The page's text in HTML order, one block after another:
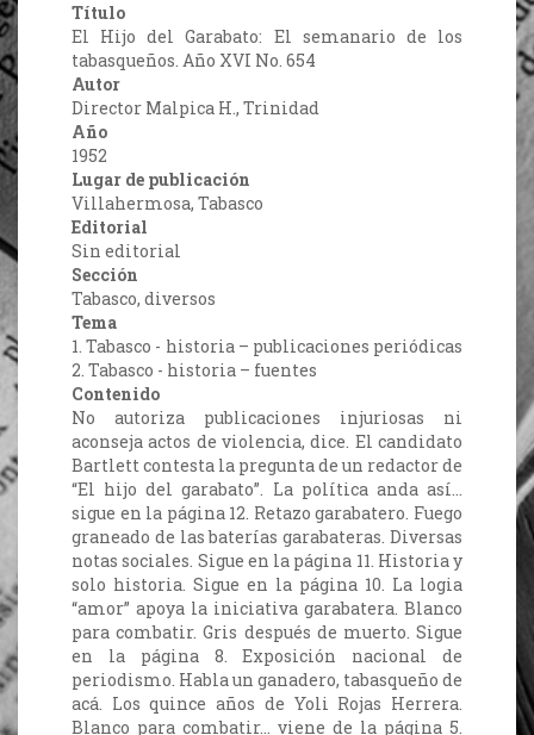
Título
El Hijo del Garabato: El semanario de los
tabasqueños. Año XVI No. 654
Autor
Director Malpica H., Trinidad
Año
1952
Lugar de publicación
Villahermosa, Tabasco
Editorial
Sin editorial
Sección
Tabasco, diversos
Tema
1. Tabasco - historia – publicaciones periódicas
2. Tabasco - historia – fuentes
Contenido
No autoriza publicaciones injuriosas ni
aconseja actos de violencia, dice. El candidato
Bartlett contesta la pregunta de un redactor de
“El hijo del garabato”. La política anda así…
sigue en la página 12. Retazo garabatero. Fuego
graneado de las baterías garabateras. Diversas
notas sociales. Sigue en la página 11. Historia y
solo historia. Sigue en la página 10. La logia
“amor” apoya la iniciativa garabatera. Blanco
para combatir. Gris después de muerto. Sigue
en la página 8. Exposición nacional de
periodismo. Habla un ganadero, tabasqueño de
acá. Los quince años de Yoli Rojas Herrera.
Blanco para combatir… viene de la página 5.